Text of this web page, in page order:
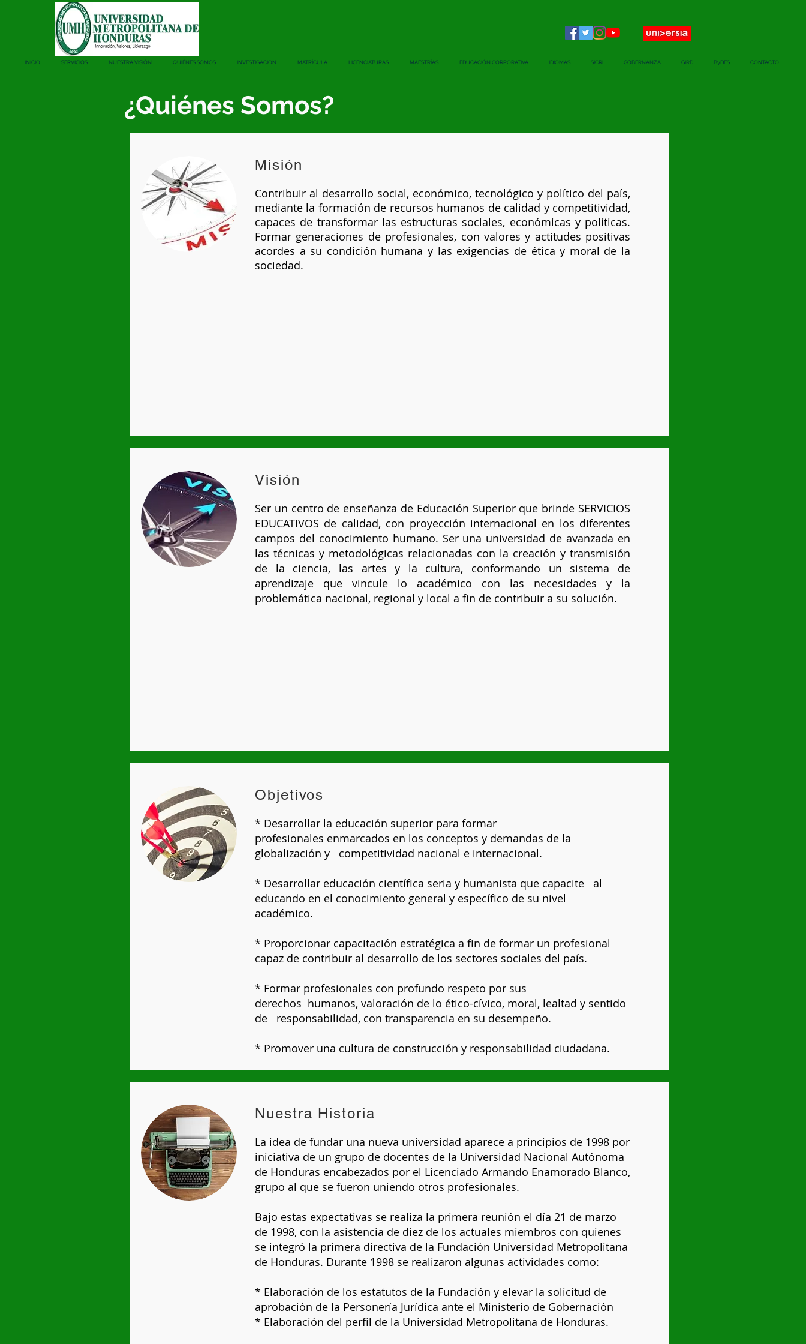
INICIO SERVICIOS NUESTRA VISIÓN QUIÉNES SOMOS INVESTIGACIÓN MATRÍCULA LICENCIATURAS MAESTRÍAS EDUCACIÓN CORPORATIVA IDIOMAS SICRI GOBERNANZA GIRD ByDES CONTACTO
¿Quiénes Somos?
Misión
Contribuir al desarrollo social, económico, tecnológico y político del país,
mediante la formación de recursos humanos de calidad y competitividad,
capaces de transformar las estructuras sociales, económicas y políticas.
Formar generaciones de profesionales, con valores y actitudes positivas
acordes a su condición humana y las exigencias de ética y moral de la
sociedad.
Visión
Ser un centro de enseñanza de Educación Superior que brinde SERVICIOS
EDUCATIVOS de calidad, con proyección internacional en los diferentes
campos del conocimiento humano. Ser una universidad de avanzada en
las técnicas y metodológicas relacionadas con la creación y transmisión
de la ciencia, las artes y la cultura, conformando un sistema de
aprendizaje que vincule lo académico con las necesidades y la
problemática nacional, regional y local a fin de contribuir a su solución.
Objetivos
* Desarrollar la educación superior para formar
profesionales enmarcados en los conceptos y demandas de la
globalización y competitividad nacional e internacional.
* Desarrollar educación científica seria y humanista que capacite al
educando en el conocimiento general y específico de su nivel
académico.
* Proporcionar capacitación estratégica a fin de formar un profesional
capaz de contribuir al desarrollo de los sectores sociales del país.
​* Formar profesionales con profundo respeto por sus
derechos humanos, valoración de lo ético-cívico, moral, lealtad y sentido
de responsabilidad, con transparencia en su desempeño.
* Promover una cultura de construcción y responsabilidad ciudadana.
Nuestra Historia
La idea de fundar una nueva universidad aparece a principios de 1998 por
iniciativa de un grupo de docentes de la Universidad Nacional Autónoma
de Honduras encabezados por el Licenciado Armando Enamorado Blanco,
grupo al que se fueron uniendo otros profesionales.
Bajo estas expectativas se realiza la primera reunión el día 21 de marzo
de 1998, con la asistencia de diez de los actuales miembros con quienes
se integró la primera directiva de la Fundación Universidad Metropolitana
de Honduras. Durante 1998 se realizaron algunas actividades como:
* Elaboración de los estatutos de la Fundación y elevar la solicitud de
aprobación de la Personería Jurídica ante el Ministerio de Gobernación
* Elaboración del perfil de la Universidad Metropolitana de Honduras.